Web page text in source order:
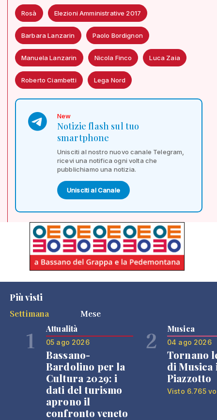
Rosà Elezioni Amministrative 2017
Barbara Lanzarin Paolo Bordignon
Manuela Lanzarin Nicola Finco Luca Zaia
Roberto Ciambetti Lega Nord
New
Notizie flash sul tuo
smartphone
Unisciti al nostro nuovo canale Telegram,
ricevi una notifica ogni volta che
pubblichiamo una notizia.
Unisciti al Canale
Più visti
Settimana
Mese
1 Attualità
05 ago 2026
Bassano-
Bardolino per la
Cultura 2029: i
dati del turismo
aprono il
confronto veneto
2 Musica
04 ago 2026
Tornano
di Musica
Piazzotto
Visto 6.765